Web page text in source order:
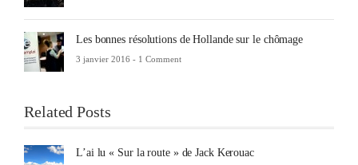
Les bonnes résolutions de Hollande sur le chômage
3 janvier 2016 - 1 Comment
Related Posts
L’ai lu « Sur la route » de Jack Kerouac